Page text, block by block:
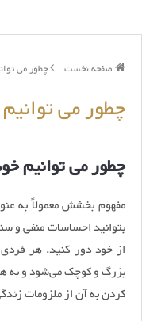
صفحه نخست چطور می
چطور می
چطور می توانیم
مفهوم بخشش معمولاً به
بتوانید احساسات منفی و
از خود دور کنید. هر
بزرگ و کوچک می‌شود و به
کردن به آن از ملزومات